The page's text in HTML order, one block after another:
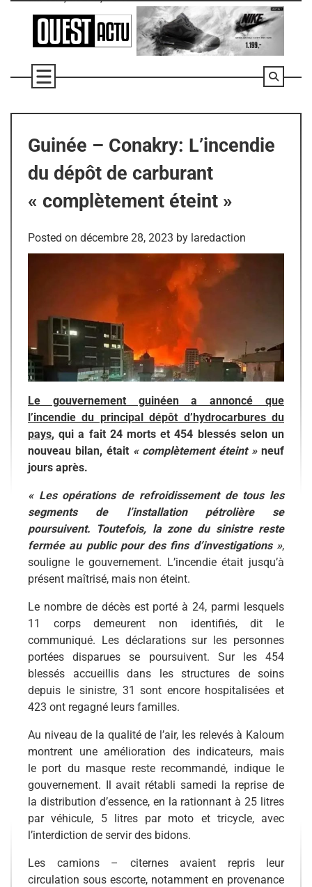
Guinée – Conakry: L’incendie
du dépôt de carburant
« complètement éteint »
Posted on décembre 28, 2023 by laredaction
Le gouvernement guinéen a annoncé que
l’incendie du principal dépôt d’hydrocarbures du
pays, qui a fait 24 morts et 454 blessés selon un
nouveau bilan, était « complètement éteint »neuf
jours après.
« Les opérations de refroidissement de tous les
segments de l’installation pétrolière se
poursuivent. Toutefois, la zone du sinistre reste
fermée au public pour des fins d’investigations »,
souligne le gouvernement. L’incendie était jusqu’à
présent maîtrisé, mais non éteint.
Le nombre de décès est porté à 24, parmi lesquels
11 corps demeurent non identifiés, dit le
communiqué. Les déclarations sur les personnes
portées disparues se poursuivent. Sur les 454
blessés accueillis dans les structures de soins
depuis le sinistre, 31 sont encore hospitalisées et
423 ont regagné leurs familles.
Au niveau de la qualité de l’air, les relevés à Kaloum
montrent une amélioration des indicateurs, mais
le port du masque reste recommandé, indique le
gouvernement. Il avait rétabli samedi la reprise de
la distribution d’essence, en la rationnant à 25 litres
par véhicule, 5 litres par moto et tricycle, avec
l’interdiction de servir des bidons.
Les camions – citernes avaient repris leur
circulation sous escorte, notamment en provenance